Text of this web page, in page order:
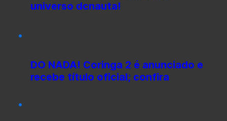
universo dcnauta!
DO NADA! Coringa 2 é anunciado e
recebe título oficial; confira